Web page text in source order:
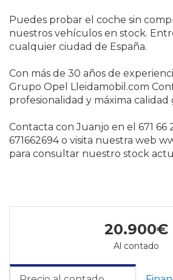
Puedes probar el coche sin
nuestros vehículos en stock.
cualquier ciudad de España.
Con más de 30 años de
Grupo Opel Lleidamobil.com
profesionalidad y máxima calidad
Contacta con Juanjo en el 671 66
671662694 o visita nuestra web
para consultar nuestro stock
20.900€
Al contado